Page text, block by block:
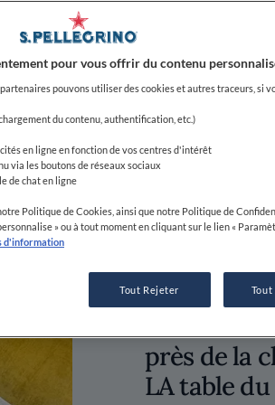
Envie
souffle
près de la
LA table
pour vous offrir du contenu
pouvons utiliser des cookies et autres traceurs, si
du contenu, authentification, etc.)
en ligne en fonction de vos centres d'intérêt
via les boutons de réseaux sociaux
de chat en ligne
Politique de Cookies, ainsi que notre Politique de
» ou à tout moment en cliquant sur le lien «
d'information
Tout Rejeter Tout